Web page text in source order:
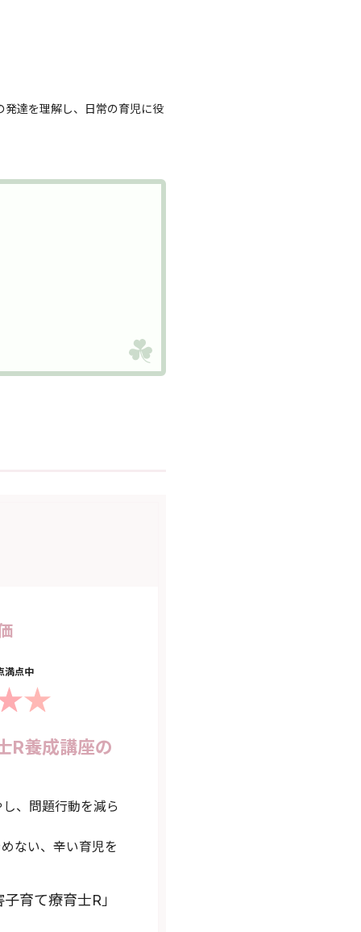
発達を理解し、日常の育児に役
満点中
R養成講座の
、問題行動を減ら
ない、辛い育児を
育て療育士R」